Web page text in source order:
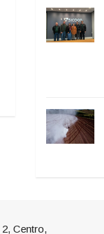
Centro,